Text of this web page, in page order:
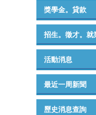
獎學金。貸款
招生。徵才。就
活動消息
最近一周新聞
歷史消息查詢